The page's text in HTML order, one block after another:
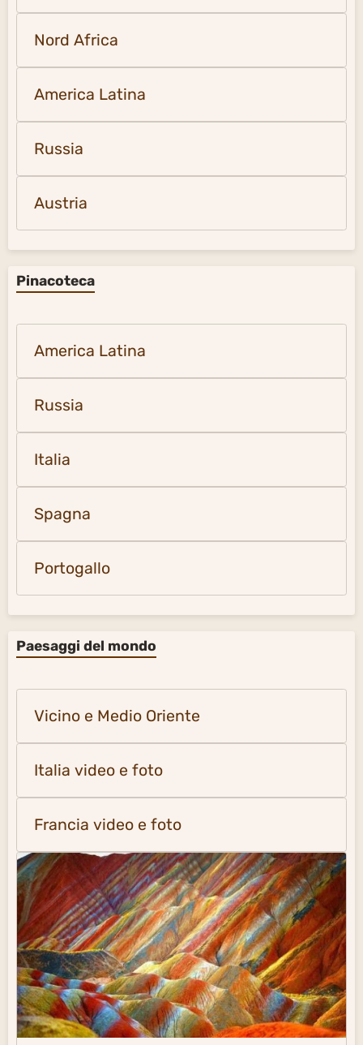
Nord Africa
America Latina
Russia
Austria
Pinacoteca
America Latina
Russia
Italia
Spagna
Portogallo
Paesaggi del mondo
Vicino e Medio Oriente
Italia video e foto
Francia video e foto